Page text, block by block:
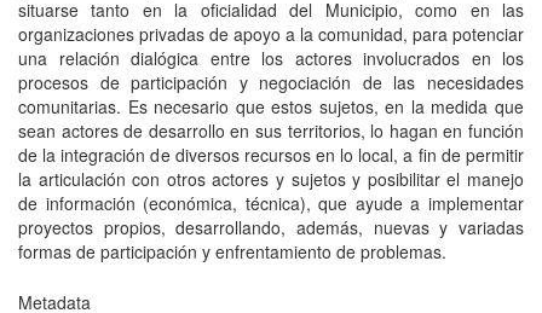
situarse tanto en la oficialidad del Municipio, como en las
organizaciones privadas de apoyo a la comunidad, para potenciar
una relación dialógica entre los actores involucrados en los
procesos de participación y negociación de las necesidades
comunitarias. Es necesario que estos sujetos, en la medida que
sean actores de desarrollo en sus territorios, lo hagan en función
de la integración de diversos recursos en lo local, a fin de permitir
la articulación con otros actores y sujetos y posibilitar el manejo
de información (económica, técnica), que ayude a implementar
proyectos propios, desarrollando, además, nuevas y variadas
formas de participación y enfrentamiento de problemas.
Metadata